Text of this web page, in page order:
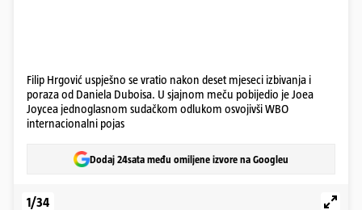
Filip Hrgović uspješno se vratio nakon deset mjeseci izbivanja i
poraza od Daniela Duboisa. U sjajnom meču pobijedio je Joea
Joycea jednoglasnom sudačkom odlukom osvojivši WBO
internacionalni pojas
Dodaj 24sata među omiljene izvore na Googleu
1/34